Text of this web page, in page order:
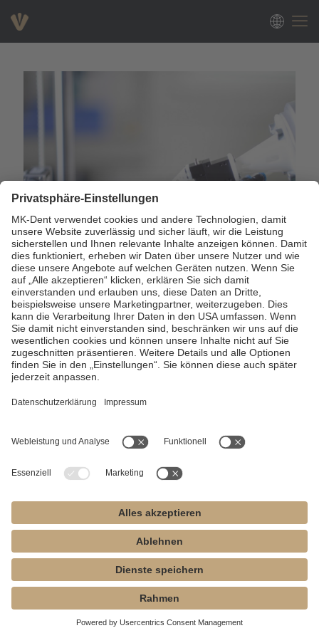
Lanzamiento de campaña: En busca de la excelencia, 25.o aniversario
135 Read more